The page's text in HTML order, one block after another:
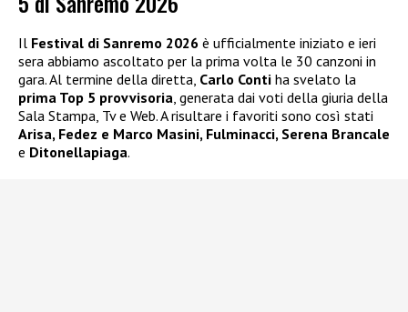
Il Festival di Sanremo 2026 è ufficialmente iniziato e ieri
sera abbiamo ascoltato per la prima volta le 30 canzoni in
gara. Al termine della diretta, Carlo Conti ha svelato la
prima Top 5 provvisoria , generata dai voti della giuria della
Sala Stampa, Tv e Web. A risultare i favoriti sono così stati
Arisa, Fedez e Marco Masini, Fulminacci, Serena Brancale
e Ditonellapiaga.